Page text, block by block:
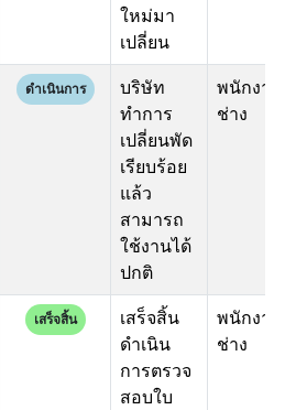
ใหม่มา
เปลี่ยน
ดำเนินการ
บริษัท
ทำการ
เปลี่ยนพัด
เรียบร้อย
แล้ว
สามารถ
ใช้งานได้
ปกติ
พนักงาน
ช่าง
เสร็จสิ้น
เสร็จสิ้น
ดำเนิน
การตรวจ
สอบใบ
พนักงาน
ช่าง